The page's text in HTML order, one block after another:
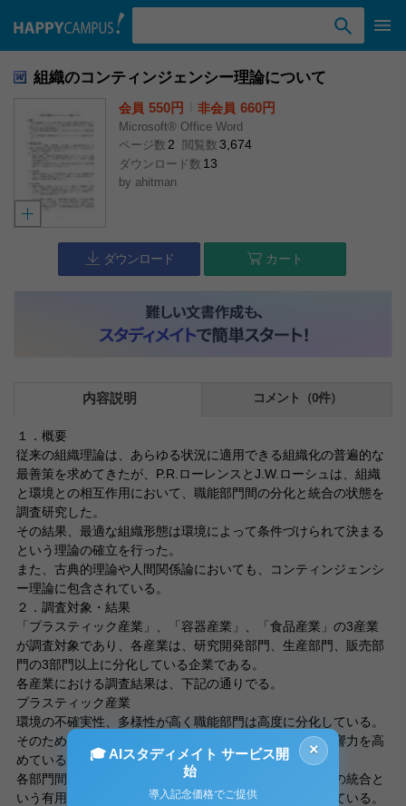
組織のコンティンジェンシー理論について
会員 550円 非会員 660円
Microsoft® Office Word
ページ数 2 閲覧数 3,674
ダウンロード数 13
by ahitman
ダウンロード カート
内容説明 コメント（0件）
１．概要
従来の組織理論は、あらゆる状況に適用できる組織化の普遍的な
最善策を求めてきたが、P.R.ローレンスとJ.W.ローシュは、組織
と環境との相互作用において、職能部門間の分化と統合の状態を
調査研究した。
その結果、最適な組織形態は環境によって条件づけられて決まる
という理論の確立を行った。
また、古典的理論や人間関係論においても、コンティンジェンシ
ー理論に包含されている。
２．調査対象・結果
「プラスティック産業」、「容器産業」、「食品産業」の3産業
が調査対象であり、各産業は、研究開発部門、生産部門、販売部
門の3部門以上に分化している企業である。
各産業における調査結果は、下記の通りでる。
プラスティック産業
環境の不確実性、多様性が高く職能部門は高度に分化している。
そのため、各部門間の対立の解決として、統合部門が影響力を高
めている。この傾向は、高業績会社に顕著に見られた。
各部門間の対立の解決に成功すると、高度の分化と高度の統合と
いう有用な環境適用パターンが形成されることを示唆している。
×
🎓 AIスタディメイト サービス開
始
導入記念価格でご提供